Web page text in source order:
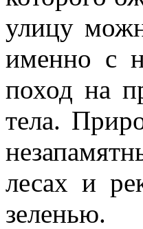
улицу
именно с
поход на
тела.
лесах и
зеленью.